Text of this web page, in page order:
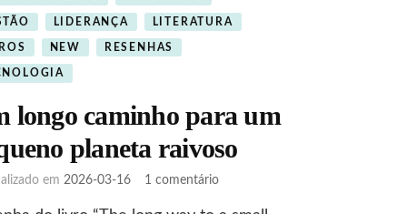
LIDERANÇA LITERATURA
NEW RESENHAS
longo caminho para um
planeta raivoso
em 2026-03-16 1 comentárioem